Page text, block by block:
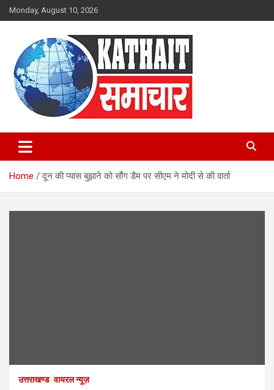
Skip
to
Monday, August 10, 2026
Kathait Samachar – Latest
Uttarakhand News in Hindi,
Uttarakhand News Headlines
Home दून की प्यास बुझाने को सौंग डैम पर सीएम ने मोदी से की वार्ता
उत्तराखण्ड वायरल न्यूज़